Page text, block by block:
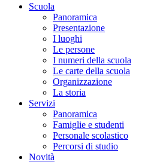
Scuola
Panoramica
Presentazione
I luoghi
Le persone
I numeri della scuola
Le carte della scuola
Organizzazione
La storia
Servizi
Panoramica
Famiglie e studenti
Personale scolastico
Percorsi di studio
Novità